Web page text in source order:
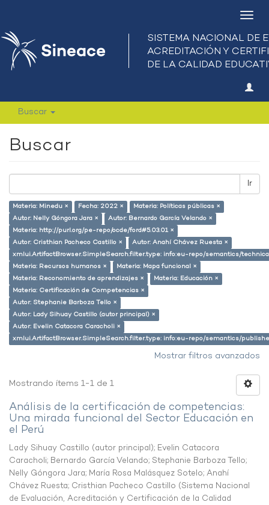
Buscar
Buscar
Ir
Materia: Minedu × Fecha: 2022 ×
Materia: Políticas públicas ×
Autor: Nelly Góngora Jara ×
Autor: Bernardo García Velando ×
Materia: http://purl.org/pe-repo/ocde/ford#5.03.01 ×
Autor: Cristhian Pacheco Castillo ×
Autor: Anahí Chávez Ruesta ×
xmlui.ArtifactBrowser.SimpleSearch.filter.type: info:eu-repo/semantics/
Materia: Recursos humanos ×
Materia: Mapa funcional ×
Materia: Reconomiento de aprendizajes ×
Materia: Educación ×
Materia: Certificación de Competencias ×
Autor: Stephanie Barboza Tello ×
Autor: Lady Sihuay Castillo (autor principal) ×
Autor: Evelin Catacora Caracholi ×
xmlui.ArtifactBrowser.SimpleSearch.filter.type: info:eu-repo/semantics/
Mostrar filtros avanzados
Mostrando ítems 1-1 de 1
Análisis de la certificación de competencias:
Una mirada funcional del Sector Educación en
el Perú
Lady Sihuay Castillo (autor principal); Evelin Catacora
Caracholi; Bernardo García Velando; Stephanie Barboza Tello;
Nelly Góngora Jara; María Rosa Malásquez Sotelo; Anahí
Chávez Ruesta; Cristhian Pacheco Castillo (Sistema Nacional
de Evaluación, Acreditación y Certificación de la Calidad